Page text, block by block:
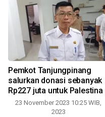
Pemkot Tanjungpinang
salurkan donasi sebanyak
Rp227 juta untuk Palestina
23 November 2023 10:25 WIB,
2023